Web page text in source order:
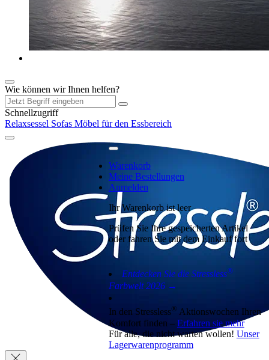
Wie können wir Ihnen helfen?
Schnellzugriff
Relaxsessel Sofas Möbel für den Essbereich
Warenkorb
Meine Bestellungen
Anmelden
Ihr Warenkorb ist leer
Prüfen Sie Ihre gespeicherten Artikel
oder fahren Sie mit dem Einkauf fort
Entdecken Sie die Stressless®
Farbwelt 2026 →
In den Stressless® Aktionswochen Ihren
Komfort finden – Erfahren sie mehr
Für alle, die nicht warten wollen! Unser
Lagerwarenprogramm